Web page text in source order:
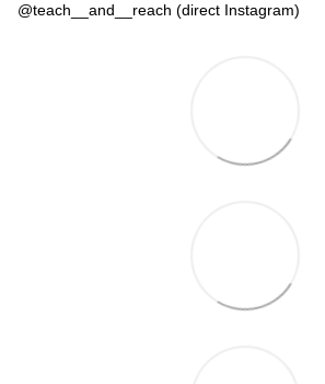
@teach__and__reach (direct Instagram)